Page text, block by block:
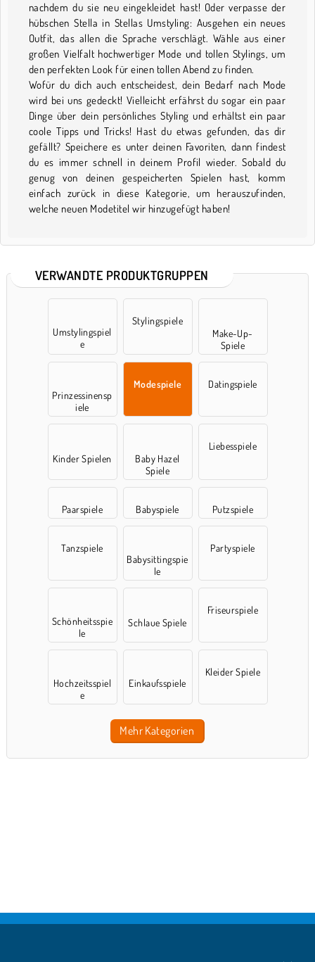
nachdem du sie neu eingekleidet hast! Oder verpasse der
hübschen Stella in Stellas Umstyling: Ausgehen ein neues
Outfit, das allen die Sprache verschlägt. Wähle aus einer
großen Vielfalt hochwertiger Mode und tollen Stylings, um
den perfekten Look für einen tollen Abend zu finden.
Wofür du dich auch entscheidest, dein Bedarf nach Mode
wird bei uns gedeckt! Vielleicht erfährst du sogar ein paar
Dinge über dein persönliches Styling und erhältst ein paar
coole Tipps und Tricks! Hast du etwas gefunden, das dir
gefällt? Speichere es unter deinen Favoriten, dann findest
du es immer schnell in deinem Profil wieder. Sobald du
genug von deinen gespeicherten Spielen hast, komm
einfach zurück in diese Kategorie, um herauszufinden,
welche neuen Modetitel wir hinzugefügt haben!
VERWANDTE PRODUKTGRUPPEN
Umstylingspiel
e
Stylingspiele
Make-Up-
Spiele
Prinzessinensp
iele
Modespiele Datingspiele
Kinder Spielen
Baby Hazel
Spiele
Liebesspiele
Paarspiele Babyspiele Putzspiele
Tanzspiele
Babysittingspie
le
Partyspiele
Schönheitsspie
le
Schlaue Spiele
Friseurspiele
Hochzeitsspiel
e
Einkaufsspiele
Kleider Spiele
Mehr Kategorien